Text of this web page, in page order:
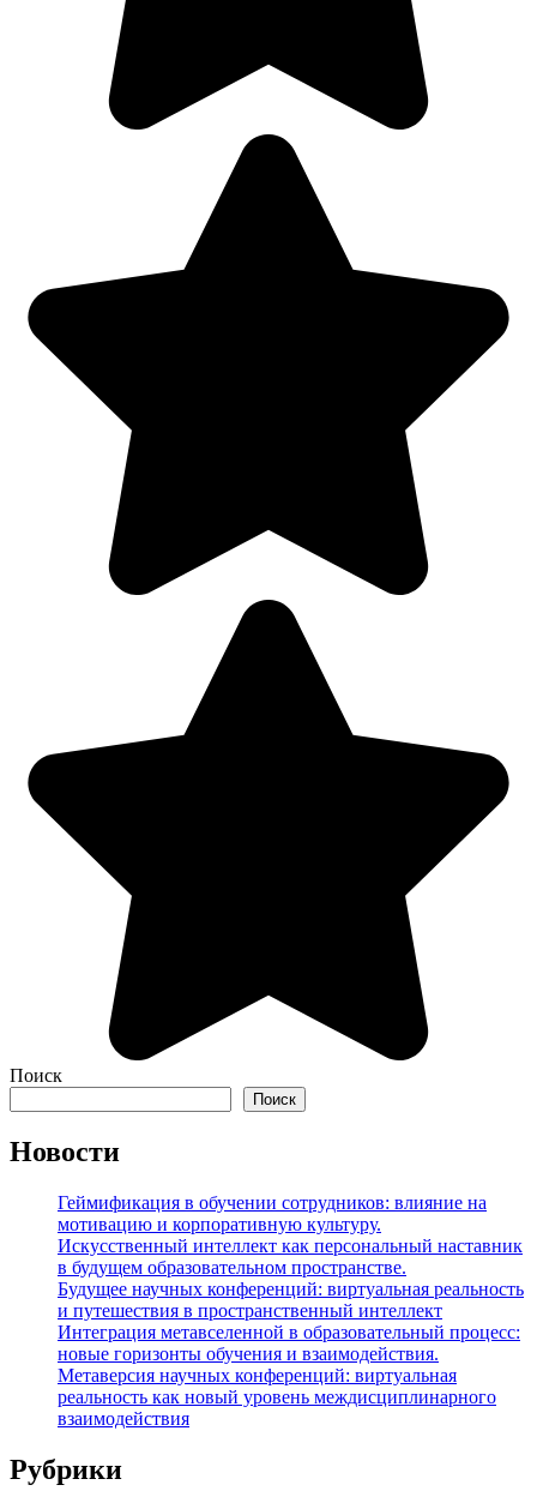
Поиск
Поиск
Новости
Геймификация в обучении сотрудников: влияние на
мотивацию и корпоративную культуру.
Искусственный интеллект как персональный наставник
в будущем образовательном пространстве.
Будущее научных конференций: виртуальная реальность
и путешествия в пространственный интеллект
Интеграция метавселенной в образовательный процесс:
новые горизонты обучения и взаимодействия.
Метаверсия научных конференций: виртуальная
реальность как новый уровень междисциплинарного
взаимодействия
Рубрики